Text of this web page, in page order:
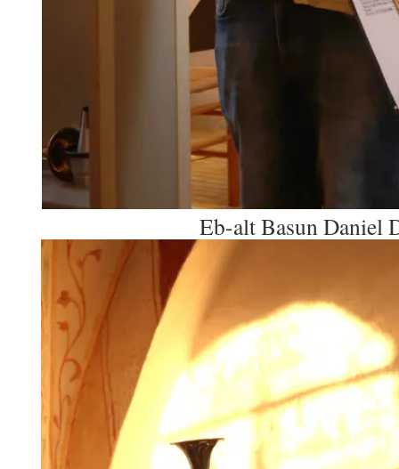
Eb-alt Basun Daniel